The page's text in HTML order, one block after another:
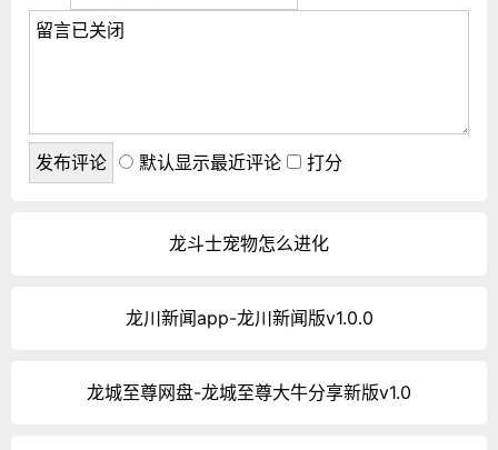
默认显示最近评论 打分
龙斗士宠物怎么进化
龙川新闻app-龙川新闻版v1.0.0
龙城至尊网盘-龙城至尊大牛分享新版v1.0